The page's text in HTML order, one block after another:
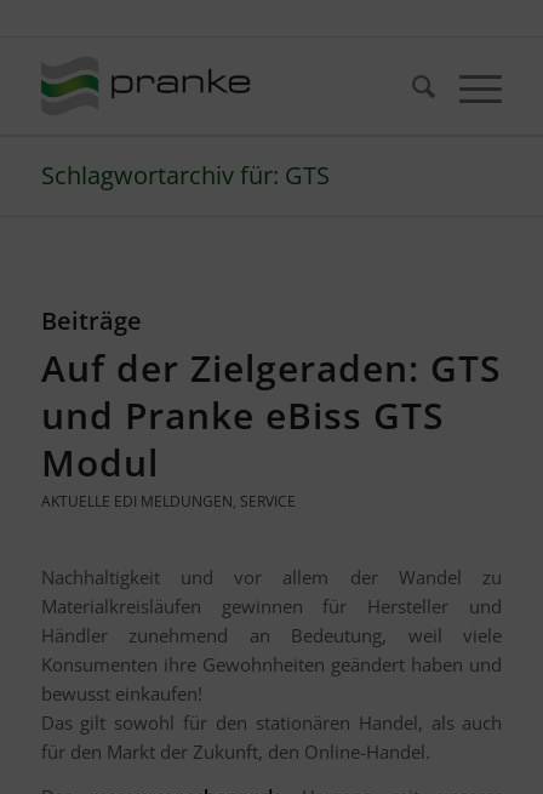
Schlagwortarchiv für: GTS
Beiträge
Auf der Zielgeraden: GTS
und Pranke eBiss GTS
Modul
AKTUELLE EDI MELDUNGEN, SERVICE
Nachhaltigkeit und vor allem der Wandel zu
Materialkreisläufen gewinnen für Hersteller und
Händler zunehmend an Bedeutung, weil viele
Konsumenten ihre Gewohnheiten geändert haben und
bewusst einkaufen!
Das gilt sowohl für den stationären Handel, als auch
für den Markt der Zukunft, den Online-Handel.